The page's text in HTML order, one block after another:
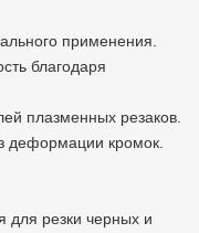
применения.
благодаря
плазменных резаков.
деформации кромок.
для резки черных и